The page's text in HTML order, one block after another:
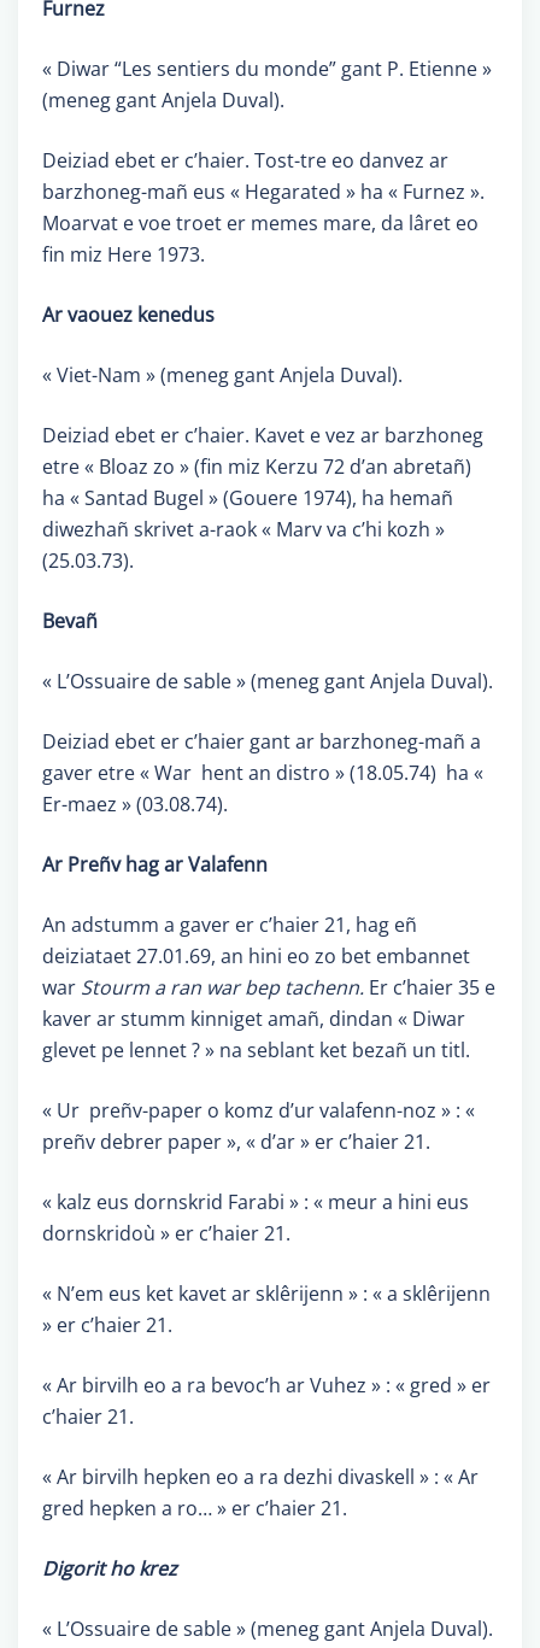
Furnez
« Diwar “Les sentiers du monde” gant P. Etienne »
(meneg gant Anjela Duval).
Deiziad ebet er c’haier. Tost-tre eo danvez ar
barzhoneg-mañ eus « Hegarated » ha « Furnez ».
Moarvat e voe troet er memes mare, da lâret eo
fin miz Here 1973.
Ar vaouez kenedus
« Viet-Nam » (meneg gant Anjela Duval).
Deiziad ebet er c’haier. Kavet e vez ar barzhoneg
etre « Bloaz zo » (fin miz Kerzu 72 d’an abretañ)
ha « Santad Bugel » (Gouere 1974), ha hemañ
diwezhañ skrivet a-raok « Marv va c’hi kozh »
(25.03.73).
Bevañ
« L’Ossuaire de sable » (meneg gant Anjela Duval).
Deiziad ebet er c’haier gant ar barzhoneg-mañ a
gaver etre « War hent an distro » (18.05.74) ha «
Er-maez » (03.08.74).
Ar Preñv hag ar Valafenn
An adstumm a gaver er c’haier 21, hag eñ
deiziataet 27.01.69, an hini eo zo bet embannet
war Stourm a ran war bep tachenn. Er c’haier 35 e
kaver ar stumm kinniget amañ, dindan « Diwar
glevet pe lennet ? » na seblant ket bezañ un titl.
« Ur preñv-paper o komz d’ur valafenn-noz » : «
preñv debrer paper », « d’ar » er c’haier 21.
« kalz eus dornskrid Farabi » : « meur a hini eus
dornskridoù » er c’haier 21.
« N’em eus ket kavet ar sklêrijenn » : « a sklêrijenn
» er c’haier 21.
« Ar birvilh eo a ra bevoc’h ar Vuhez » : « gred » er
c’haier 21.
« Ar birvilh hepken eo a ra dezhi divaskell » : « Ar
gred hepken a ro… » er c’haier 21.
Digorit ho krez
« L’Ossuaire de sable » (meneg gant Anjela Duval).